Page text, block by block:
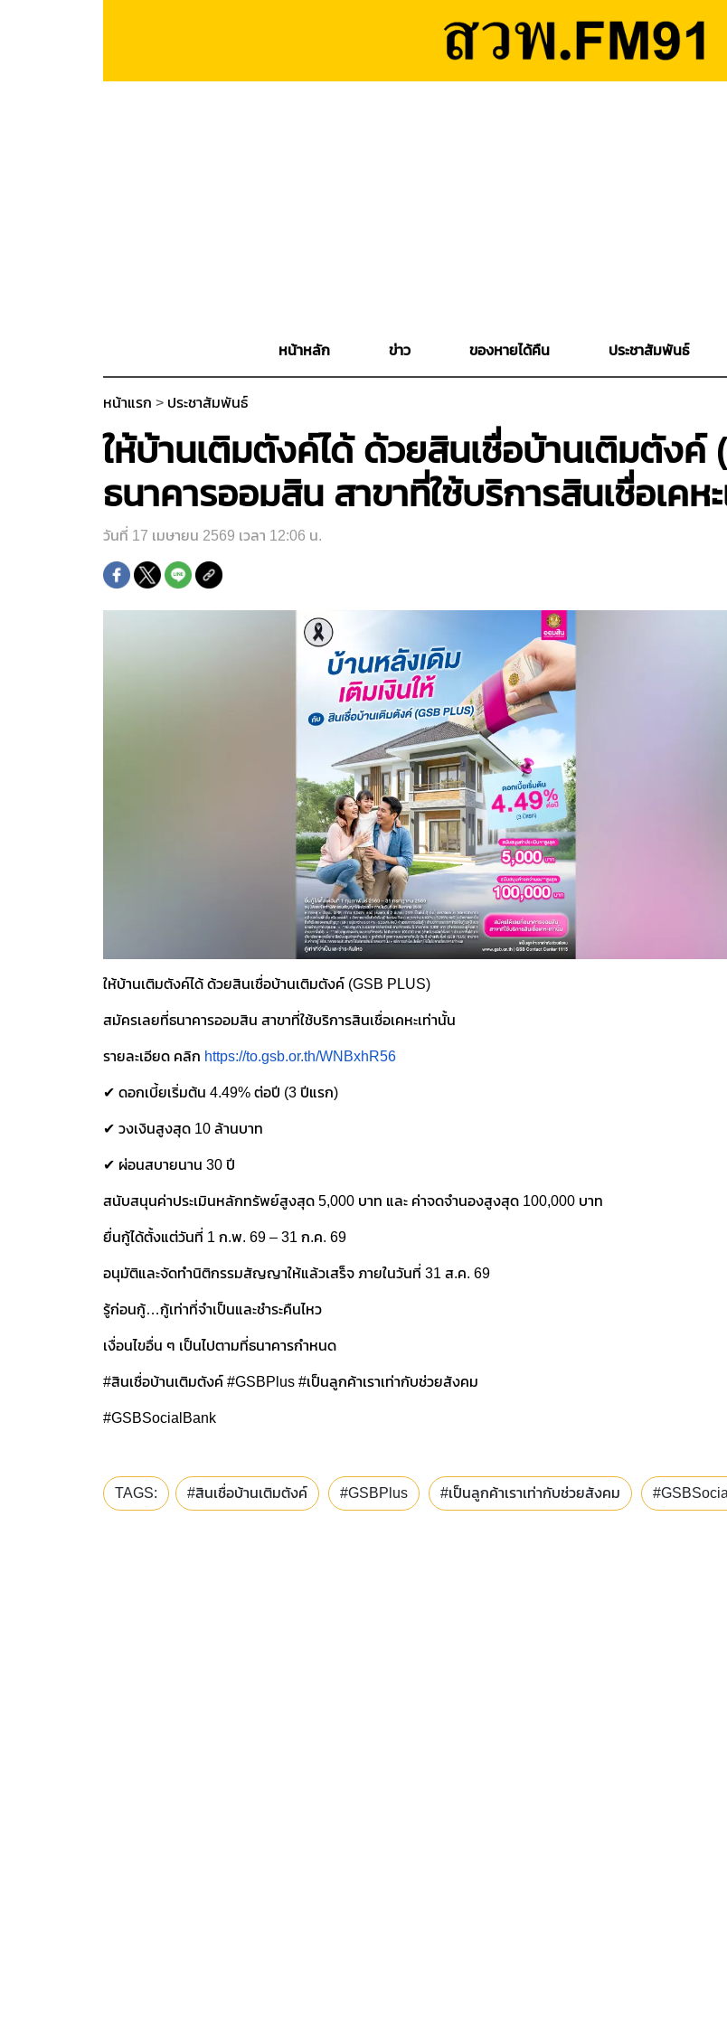
หน้าหลัก ข่าว ของหายได้คืน ประชาสัมพันธ์
หน้าแรก > ประชาสัมพันธ์
ให้บ้านเติมตังค์ได้ ด้วยสินเชื่อบ้านเติมตัง
ธนาคารออมสิน สาขาที่ใช้บริการสินเชื่อเคห
วันที่ 17 เมษายน 2569 เวลา 12:06 น.
ให้บ้านเติมตังค์ได้ ด้วยสินเชื่อบ้านเติมตังค์ (GSB PLUS)
สมัครเลยที่ธนาคารออมสิน สาขาที่ใช้บริการสินเชื่อเคหะเท่านั้น
รายละเอียด คลิก https://to.gsb.or.th/WNBxhR56
✔ ดอกเบี้ยเริ่มต้น 4.49% ต่อปี (3 ปีแรก)
✔ วงเงินสูงสุด 10 ล้านบาท
✔ ผ่อนสบายนาน 30 ปี
สนับสนุนค่าประเมินหลักทรัพย์สูงสุด 5,000 บาท และ ค่าจดจำนองสูงสุด 100,000 บาท
ยื่นกู้ได้ตั้งแต่วันที่ 1 ก.พ. 69 – 31 ก.ค. 69
อนุมัติและจัดทำนิติกรรมสัญญาให้แล้วเสร็จ ภายในวันที่ 31 ส.ค. 69
รู้ก่อนกู้…กู้เท่าที่จำเป็นและชำระคืนไหว
เงื่อนไขอื่น ๆ เป็นไปตามที่ธนาคารกำหนด
#สินเชื่อบ้านเติมตังค์ #GSBPlus #เป็นลูกค้าเราเท่ากับช่วยสังคม
#GSBSocialBank
TAGS: #สินเชื่อบ้านเติมตังค์ #GSBPlus #เป็นลูกค้าเราเท่ากับช่วยสังคม